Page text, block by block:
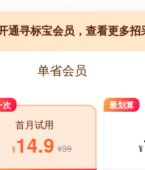
通寻标宝会员，查看更多招
单省会员
次
首月试用
¥14.9 ¥39
最划算
¥